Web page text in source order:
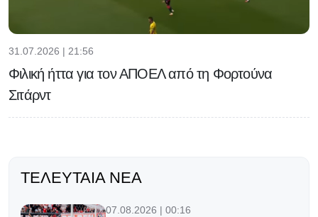
31.07.2026 | 21:56
Φιλική ήττα για τον ΑΠΟΕΛ από τη Φορτούνα
Σιτάρντ
ΤΕΛΕΥΤΑΊΑ ΝΈΑ
07.08.2026 | 00:16